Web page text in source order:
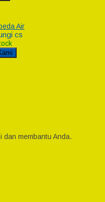
Air
cs
dan membantu Anda.